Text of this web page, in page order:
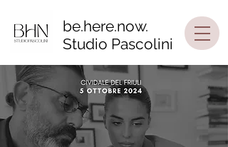
be.here.now.
Studio Pascolini